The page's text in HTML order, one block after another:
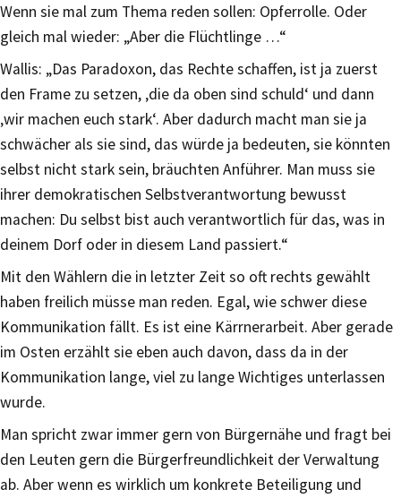
Wenn sie mal zum Thema reden sollen: Opferrolle. Oder
gleich mal wieder: „Aber die Flüchtlinge …“
Wallis: „Das Paradoxon, das Rechte schaffen, ist ja zuerst
den Frame zu setzen, ‚die da oben sind schuld‘ und dann
‚wir machen euch stark‘. Aber dadurch macht man sie ja
schwächer als sie sind, das würde ja bedeuten, sie könnten
selbst nicht stark sein, bräuchten Anführer. Man muss sie
ihrer demokratischen Selbstverantwortung bewusst
machen: Du selbst bist auch verantwortlich für das, was in
deinem Dorf oder in diesem Land passiert.“
Mit den Wählern die in letzter Zeit so oft rechts gewählt
haben freilich müsse man reden. Egal, wie schwer diese
Kommunikation fällt. Es ist eine Kärrnerarbeit. Aber gerade
im Osten erzählt sie eben auch davon, dass da in der
Kommunikation lange, viel zu lange Wichtiges unterlassen
wurde.
Man spricht zwar immer gern von Bürgernähe und fragt bei
den Leuten gern die Bürgerfreundlichkeit der Verwaltung
ab. Aber wenn es wirklich um konkrete Beteiligung und